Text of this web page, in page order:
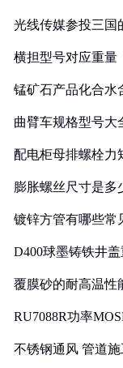
光线传媒参投三国
横担型号对应重量
锰矿石产品化合水
曲臂车规格型号大
配电柜母排螺栓力
膨胀螺丝尺寸是多
镀锌方管有哪些常
D400球墨铸铁井
覆膜砂的耐高温性
RU7088R功率
不锈钢通风 管道施